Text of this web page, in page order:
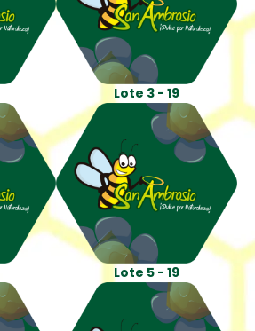
Lote 3 - 19
Lote 5 - 19